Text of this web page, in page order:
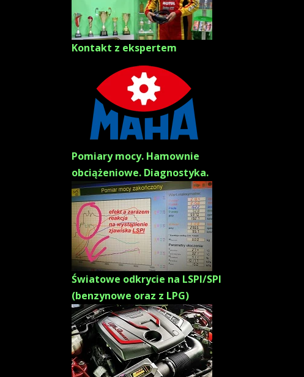
Kontakt z ekspertem
Pomiary mocy. Hamownie
obciążeniowe. Diagnostyka.
Światowe odkrycie na LSPI/SPI
(benzynowe oraz z LPG)